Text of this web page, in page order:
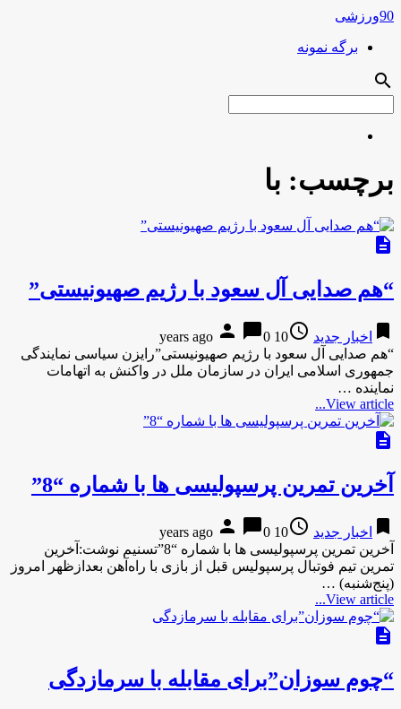
90ورزشی
برگه نمونه
search
برچسب: با
description
“هم صدایی آل سعود با رژیم صهیونیستی”
bookmark اخبار جدید access_time
10 years ago
person chat_bubble0
“هم صدایی آل سعود با رژیم صهیونیستی”رایزن سیاسی نمایندگی
جمهوری اسلامی ایران در سازمان ملل در واکنش به اتهامات
نماینده …
View article...
description
آخرین تمرین پرسپولیسی ها با شماره “8”
bookmark اخبار جدید access_time
10 years ago
person chat_bubble0
آخرین تمرین پرسپولیسی ها با شماره “8”تسنیم نوشت:آخرین
تمرین تیم فوتبال پرسپولیس قبل از بازی با راه‌آهن بعدازظهر امروز
(پنج‌شنبه) …
View article...
description
“چوم ‌سوزان”برای مقابله با سرمازدگی